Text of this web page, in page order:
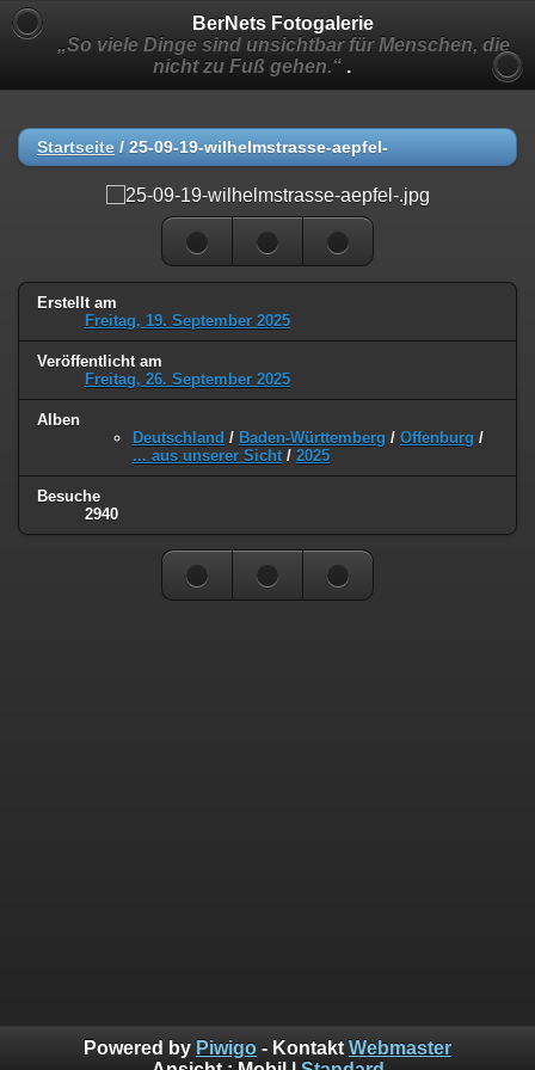
BerNets Fotogalerie
„So viele Dinge sind unsichtbar für Menschen, die
nicht zu Fuß gehen.“ .
Startseite / 25-09-19-wilhelmstrasse-aepfel-
Erstellt am
Freitag, 19. September 2025
Veröffentlicht am
Freitag, 26. September 2025
Alben
Deutschland / Baden-Württemberg / Offenburg /
... aus unserer Sicht / 2025
Besuche
2940
Powered by Piwigo - Kontakt Webmaster